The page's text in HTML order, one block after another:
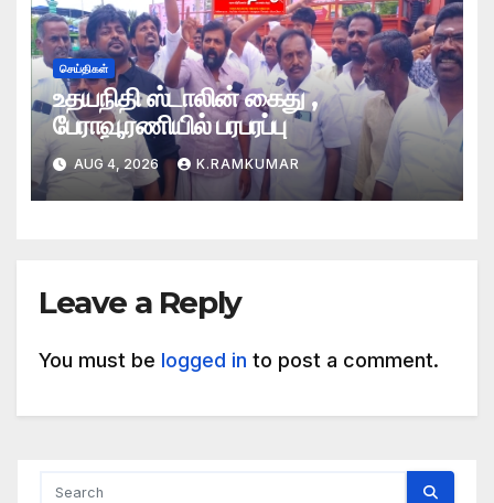
செய்திகள்
உதயநிதி ஸ்டாலின் கைது ,
பேராவூரணியில் பரபரப்பு
AUG 4, 2026 K.RAMKUMAR
Leave a Reply
You must be logged in to post a comment.